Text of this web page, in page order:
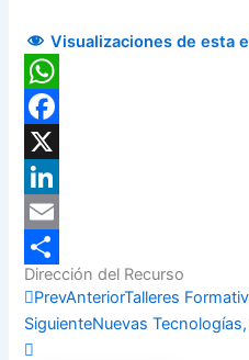
Visualizaciones de esta
WhatsApp
Facebook
X
LinkedIn
Email
Compartir
Dirección del Recurso
PrevAnteriorTalleres
SiguienteNuevas